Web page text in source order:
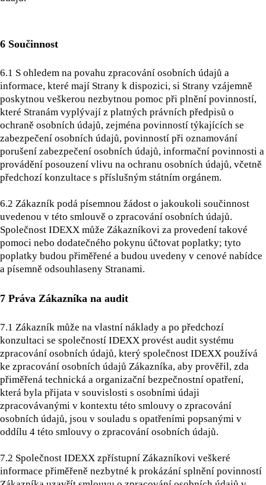
6 Součinnost
6.1 S ohledem na povahu zpracování osobních údajů a
informace, které mají Strany k dispozici, si Strany vzájemně
poskytnou veškerou nezbytnou pomoc při plnění povinností,
které Stranám vyplývají z platných právních předpisů o
ochraně osobních údajů, zejména povinností týkajících se
zabezpečení osobních údajů, povinností při oznamování
porušení zabezpečení osobních údajů, informační povinnosti a
provádění posouzení vlivu na ochranu osobních údajů, včetně
předchozí konzultace s příslušným státním orgánem.
6.2 Zákazník podá písemnou žádost o jakoukoli součinnost
uvedenou v této smlouvě o zpracování osobních údajů.
Společnost IDEXX může Zákazníkovi za provedení takové
pomoci nebo dodatečného pokynu účtovat poplatky; tyto
poplatky budou přiměřené a budou uvedeny v cenové nabídce
a písemně odsouhlaseny Stranami.
7 Práva Zákazníka na audit
7.1 Zákazník může na vlastní náklady a po předchozí
konzultaci se společností IDEXX provést audit systému
zpracování osobních údajů, který společnost IDEXX používá
ke zpracování osobních údajů Zákazníka, aby prověřil, zda
přiměřená technická a organizační bezpečnostní opatření,
která byla přijata v souvislosti s osobními údaji
zpracovávanými v kontextu této smlouvy o zpracování
osobních údajů, jsou v souladu s opatřeními popsanými v
oddílu 4 této smlouvy o zpracování osobních údajů.
7.2 Společnost IDEXX zpřístupní Zákazníkovi veškeré
informace přiměřeně nezbytné k prokázání splnění povinností